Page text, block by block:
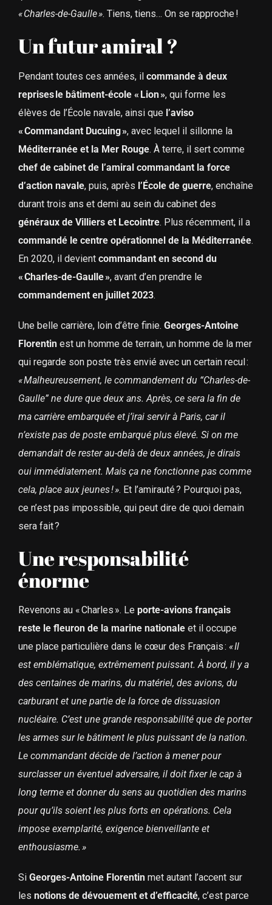
« Charles-de-Gaulle ». Tiens, tiens… On se rapproche !
Un futur amiral ?
Pendant toutes ces années, il commande à deux
reprises le bâtiment-école « Lion », qui forme les
élèves de l’École navale, ainsi que l’aviso
« Commandant Ducuing », avec lequel il sillonne la
Méditerranée et la Mer Rouge. À terre, il sert comme
chef de cabinet de l’amiral commandant la force
d’action navale, puis, après l’École de guerre, enchaîne
durant trois ans et demi au sein du cabinet des
généraux de Villiers et Lecointre. Plus récemment, il a
commandé le centre opérationnel de la Méditerranée.
En 2020, il devient commandant en second du
« Charles-de-Gaulle », avant d’en prendre le
commandement en juillet 2023.
Une belle carrière, loin d’être finie. Georges-Antoine
Florentinest un homme de terrain, un homme de la mer
qui regarde son poste très envié avec un certain recul :
« Malheureusement, le commandement du “Charles-de-
Gaulle” ne dure que deux ans. Après, ce sera la fin de
ma carrière embarquée et j’irai servir à Paris, car il
n’existe pas de poste embarqué plus élevé. Si on me
demandait de rester au-delà de deux années, je dirais
oui immédiatement. Mais ça ne fonctionne pas comme
cela, place aux jeunes ! ». Et l’amirauté ? Pourquoi pas,
ce n’est pas impossible, qui peut dire de quoi demain
sera fait ?
Une responsabilité
énorme
Revenons au « Charles ». Le porte-avions français
reste le fleuron de la marine nationaleet il occupe
une place particulière dans le cœur des Français : « Il
est emblématique, extrêmement puissant. À bord, il y a
des centaines de marins, du matériel, des avions, du
carburant et une partie de la force de dissuasion
nucléaire. C’est une grande responsabilité que de porter
les armes sur le bâtiment le plus puissant de la nation.
Le commandant décide de l’action à mener pour
surclasser un éventuel adversaire, il doit fixer le cap à
long terme et donner du sens au quotidien des marins
pour qu’ils soient les plus forts en opérations. Cela
impose exemplarité, exigence bienveillante et
enthousiasme. »
Si Georges-Antoine Florentinmet autant l’accent sur
les notions de dévouement et d’efficacité, c’est parce